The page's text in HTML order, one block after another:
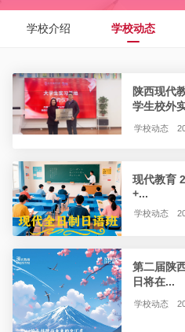
学校介绍 学校动态
陕西现代
学生校外
学校动态
现代教育
+...
学校动态
第二届陕
日将在...
学校动态